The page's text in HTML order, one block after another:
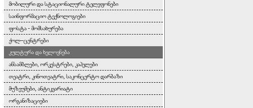
მობილური და სტაციონალური ტელეფონები
საინფორმაციო ტექნოლოგიები
ფოსტა - მომსახურება
ქოლ–ცენტრები
კულტურა და ხელოვნება
ანსამბლები, ორკესტრები, კაპელები
თეატრი, კინოთეატრი, საკონცერტო დარბაზი
მუზეუმები, ანტიკვარიატი
ორგანიზაციები